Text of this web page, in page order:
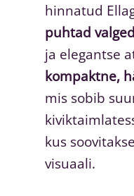
hinnatud
puhtad
ja elegantse
kompaktne,
mis sobib
kus
visuaali.